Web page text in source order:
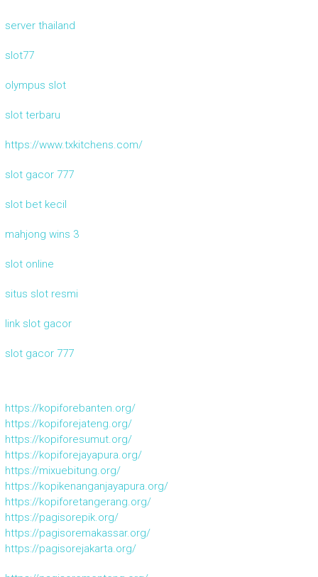
server thailand
slot77
olympus slot
slot terbaru
https://www.txkitchens.com/
slot gacor 777
slot bet kecil
mahjong wins 3
slot online
situs slot resmi
link slot gacor
slot gacor 777
https://kopiforebanten.org/
https://kopiforejateng.org/
https://kopiforesumut.org/
https://kopiforejayapura.org/
https://mixuebitung.org/
https://kopikenanganjayapura.org/
https://kopiforetangerang.org/
https://pagisorepik.org/
https://pagisoremakassar.org/
https://pagisorejakarta.org/